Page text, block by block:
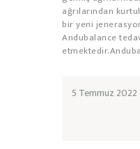
BLOG
İLETIŞIM
ağrılarından
bir yeni
Andubalance
5 Temmuz 2022